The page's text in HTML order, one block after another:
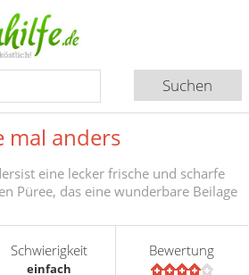
mal anders
eine lecker frische und scharfe
Püree, das eine wunderbare Beilage
Schwierigkeit
einfach
Bewertung